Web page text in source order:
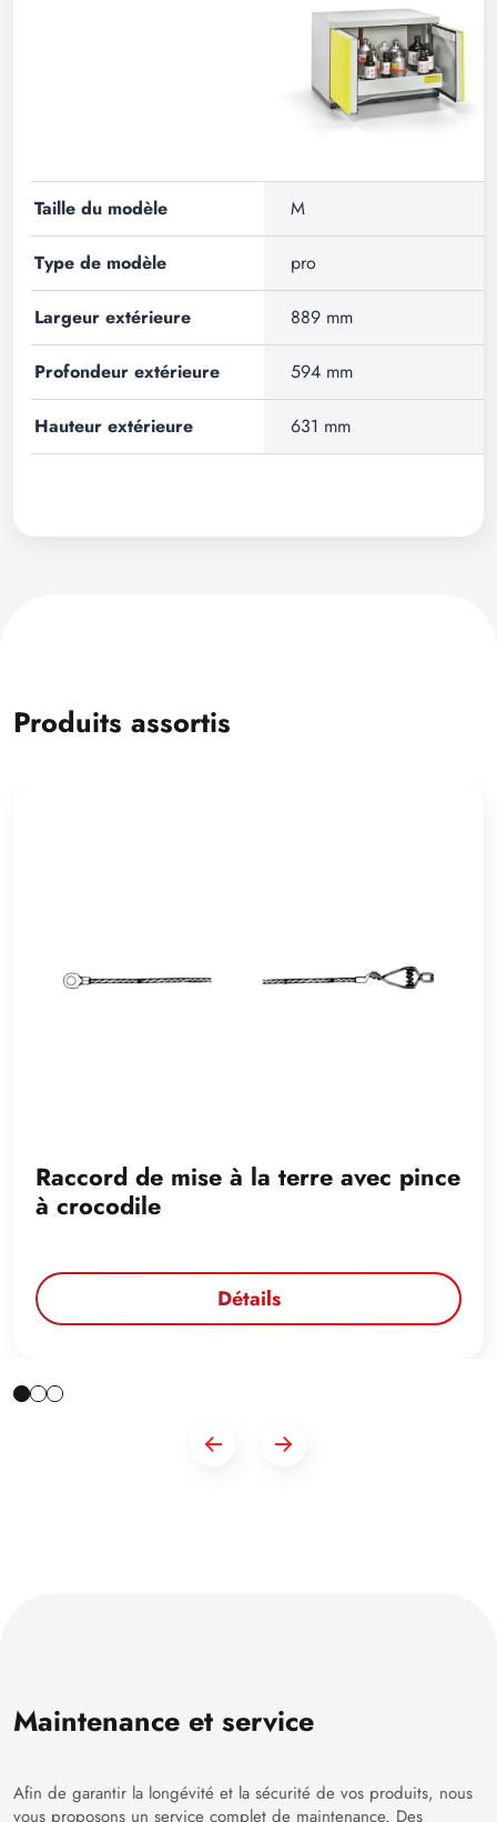
Taille du modèle M
Type de modèle pro
Largeur extérieure 889 mm
Profondeur extérieure 594 mm
Hauteur extérieure 631 mm
Produits assortis
Raccord de mise à la terre avec pince
à crocodile
Détails
Maintenance et service
Afin de garantir la longévité et la sécurité de vos produits, nous
vous proposons un service complet de maintenance. Des